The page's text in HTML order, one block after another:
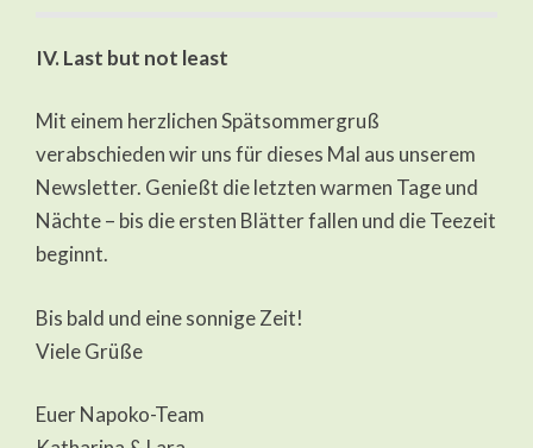
IV. Last but not least
Mit einem herzlichen Spätsommergruß
verabschieden wir uns für dieses Mal aus unserem
Newsletter. Genießt die letzten warmen Tage und
Nächte – bis die ersten Blätter fallen und die Teezeit
beginnt.
Bis bald und eine sonnige Zeit!
Viele Grüße
Euer Napoko-Team